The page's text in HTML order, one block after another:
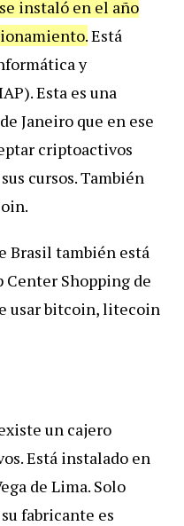
instaló en el año
Está
y
Esta es una
Janeiro que en ese
criptoactivos
cursos. También
Brasil también está
Center Shopping de
usar bitcoin, litecoin
un cajero
Está instalado en
de Lima. Solo
fabricante es